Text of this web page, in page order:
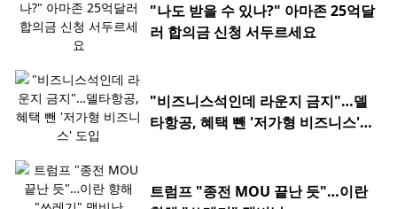
"나도 받을 수 있나?" 아마존 25억달
러 합의금 신청 서두르세요
"비즈니스석인데 라운지 금지"…델
타항공, 혜택 뺀 '저가형 비즈니스'
트럼프 "종전 MOU 끝난 듯"…이란